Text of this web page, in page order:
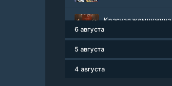
Красная жемчужина
6 августа
5 августа
4 августа